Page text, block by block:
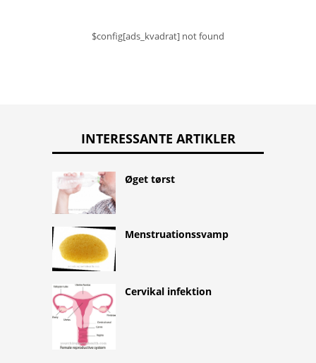
$config[ads_kvadrat] not found
INTERESSANTE ARTIKLER
Øget tørst
Menstruationssvamp
Cervikal infektion